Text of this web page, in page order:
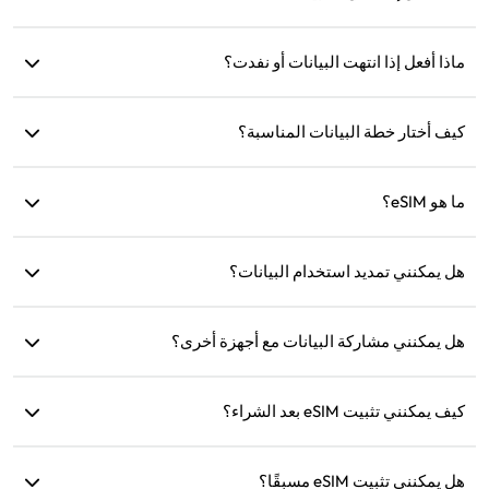
eSIM مرة واحدة فقط. إذا استمرت المشكلة، يرجى الاتصال بخدمة
ماذا أفعل إذا انتهت البيانات أو نفدت؟
كيف أختار خطة البيانات المناسبة؟
ما هو eSIM؟
وتثبيتها، يمكنك استخدامها للاتصال بالإنترنت.
هل يمكنني تمديد استخدام البيانات؟
الحالية.
هل يمكنني مشاركة البيانات مع أجهزة أخرى؟
البيانات هو نفسه كما على هاتفك.
كيف يمكنني تثبيت eSIM بعد الشراء؟
للتثبيت.
هل يمكنني تثبيت eSIM مسبقًا؟